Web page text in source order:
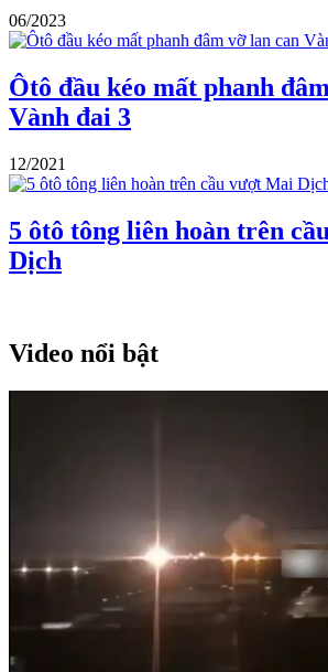
06/2023
Ôtô đầu kéo mất phanh
Vành đai 3
12/2021
5 ôtô tông liên hoàn trên
Dịch
Video nổi bật